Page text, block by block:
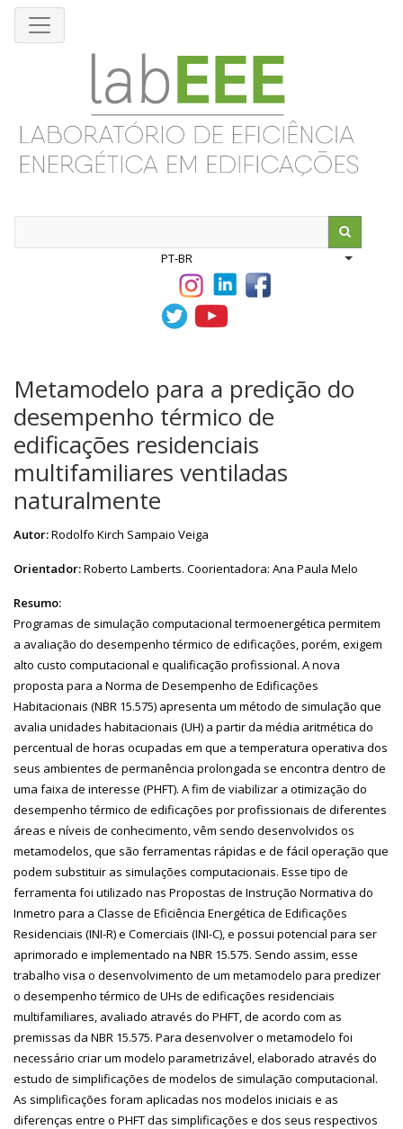
Pular
PT-BR
List
Metamodelo para a predição do
desempenho térmico de
edificações residenciais
multifamiliares ventiladas
naturalmente
Autor:Rodolfo Kirch Sampaio Veiga
Orientador:Roberto Lamberts. Coorientadora: Ana Paula Melo
Resumo:
Programas de simulação computacional termoenergética permitem
a avaliação do desempenho térmico de edificações, porém, exigem
alto custo computacional e qualificação profissional. A nova
proposta para a Norma de Desempenho de Edificações
Habitacionais (NBR 15.575) apresenta um método de simulação que
avalia unidades habitacionais (UH) a partir da média aritmética do
percentual de horas ocupadas em que a temperatura operativa dos
seus ambientes de permanência prolongada se encontra dentro de
uma faixa de interesse (PHFT). A fim de viabilizar a otimização do
desempenho térmico de edificações por profissionais de diferentes
áreas e níveis de conhecimento, vêm sendo desenvolvidos os
metamodelos, que são ferramentas rápidas e de fácil operação que
podem substituir as simulações computacionais. Esse tipo de
ferramenta foi utilizado nas Propostas de Instrução Normativa do
Inmetro para a Classe de Eficiência Energética de Edificações
Residenciais (INI-R) e Comerciais (INI-C), e possui potencial para ser
aprimorado e implementado na NBR 15.575. Sendo assim, esse
trabalho visa o desenvolvimento de um metamodelo para predizer
o desempenho térmico de UHs de edificações residenciais
multifamiliares, avaliado através do PHFT, de acordo com as
premissas da NBR 15.575. Para desenvolver o metamodelo foi
necessário criar um modelo parametrizável, elaborado através do
estudo de simplificações de modelos de simulação computacional.
As simplificações foram aplicadas nos modelos iniciais e as
diferenças entre o PHFT das simplificações e dos seus respectivos